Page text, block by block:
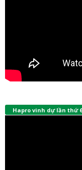
Hapro vinh dự lần thứ